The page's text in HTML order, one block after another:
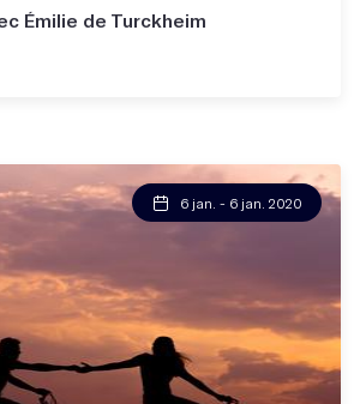
Émilie de Turckheim
6 jan. - 6 jan. 2020